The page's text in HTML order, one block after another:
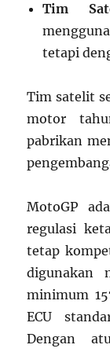
Tim
tetapi
Tim satelit
motor
pabrikan
MotoGP
regulasi
tetap
digunakan
minimum
ECU
Dengan